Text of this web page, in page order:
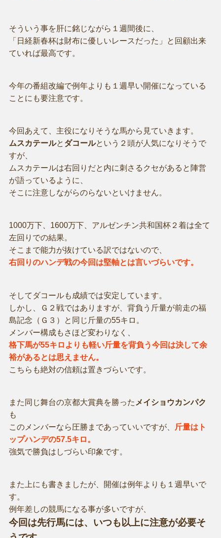
そういう事を肝に銘じながら１週間後に、
「日経新春杯は財布に優しいレースだった」と回顧出来
ていれば最高です。
今年の番組改編で例年よりも１週早い開催になっている
ことにも要注意です。
今回あえて、主役になりそうな馬から見ていきます。
ムスカテールと ダコールという２頭が人気になりそうで
すが、
ムスカテールは右回りだと内に刺さるクセがあると陣営
が語っているように、
そこに注意しながらのらないといけません。
1000万下、1600万下、アルゼンチン共和国杯２着は全て
左回りでの結果。
そこまで能力が抜けている訳ではないので、
右回りのハンデ戦の今回は堅軸とは言いづらいです。
そしてダコールも成績では安定しています。
しかし、Ｇ２戦ではありますが、背負う斤量が前走の福
島記念（Ｇ３）と同じ斤量の55キロ。
メンバー構成もさほど変わりなく、
格下馬が55キロよりも軽い斤量を背負う今回は決して余
裕があるとは思えません。
こちらも絶対の信頼は置きづらいです。
また同じ舞台の京都大賞典を勝った メイショウカンパク
も
このメンバーなら圧勝まであっていいですが、
斤量はト
ップハンデの57.5キロ。
強気で勝負はしづらい印象です。
また上にも書きましたが、開催は例年よりも１週早いで
す。
例年差しの競馬になる事が多いですが、
今回は先行馬には、いつも以上に注意が必要そ